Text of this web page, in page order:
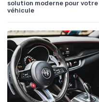
solution moderne pour votre
véhicule